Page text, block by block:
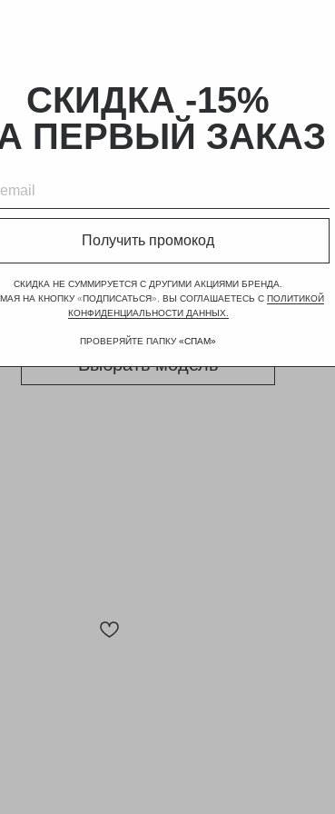
Выбрать модель
Получить промокод
ПРОВЕРЯЙТЕ ПАПКУ«СПАМ»
СКИДКА НЕ СУММИРУЕТСЯ С ДРУГИМИ АКЦИЯМИ БРЕНДА.
НА КНОПКУ«ПОДПИСАТЬСЯ», ВЫ СОГЛАШАЕТЕСЬ С ПОЛИТИКОЙ
КОНФИДЕНЦИАЛЬНОСТИ ДАННЫХ.
ПЕРВЫЙ ЗАКАЗ
СКИДКА -15%